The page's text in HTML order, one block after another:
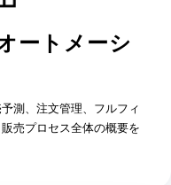
ートメーシ
測、注文管理、フルフィ
売プロセス全体の概要を